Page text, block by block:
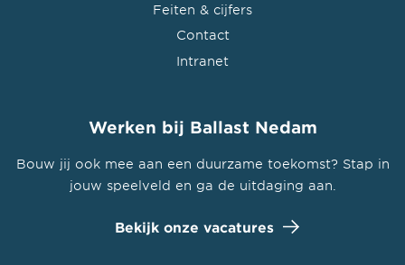
Feiten & cijfers
Contact
Intranet
Werken bij Ballast Nedam
Bouw jij ook mee aan een duurzame toekomst? Stap in
jouw speelveld en ga de uitdaging aan.
Bekijk onze vacatures